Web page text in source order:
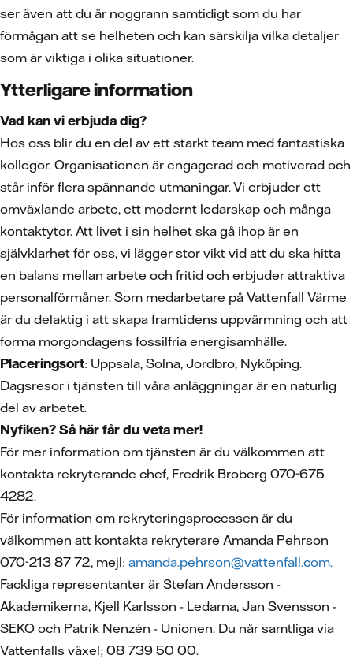
ser även att du är noggrann samtidigt som du har
förmågan att se helheten och kan särskilja vilka detaljer
som är viktiga i olika situationer.
Ytterligare information
Vad kan vi erbjuda dig?
Hos oss blir du en del av ett starkt team med fantastiska
kollegor. Organisationen är engagerad och motiverad och
står inför flera spännande utmaningar. Vi erbjuder ett
omväxlande arbete, ett modernt ledarskap och många
kontaktytor. Att livet i sin helhet ska gå ihop är en
självklarhet för oss, vi lägger stor vikt vid att du ska hitta
en balans mellan arbete och fritid och erbjuder attraktiva
personalförmåner. Som medarbetare på Vattenfall Värme
är du delaktig i att skapa framtidens uppvärmning och att
forma morgondagens fossilfria energisamhälle.
Placeringsort: Uppsala, Solna, Jordbro, Nyköping.
Dagsresor i tjänsten till våra anläggningar är en naturlig
del av arbetet.
Nyfiken? Så här får du veta mer!
För mer information om tjänsten är du välkommen att
kontakta rekryterande chef, Fredrik Broberg 070-675
4282.
För information om rekryteringsprocessen är du
välkommen att kontakta rekryterare Amanda Pehrson
070-213 87 72, mejl: amanda.pehrson@vattenfall.com.
Fackliga representanter är Stefan Andersson -
Akademikerna, Kjell Karlsson - Ledarna, Jan Svensson -
SEKO och Patrik Nenzén - Unionen. Du når samtliga via
Vattenfalls växel; 08 739 50 00.